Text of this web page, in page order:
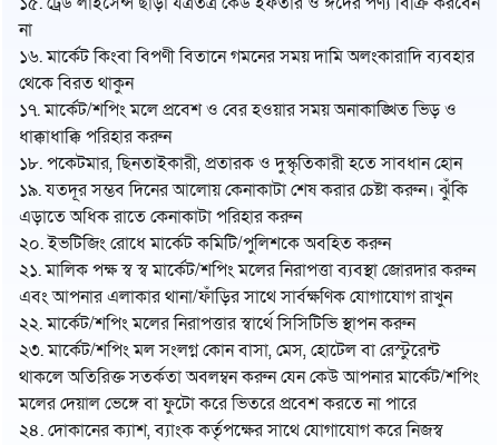
না
১৬. মার্কেট কিংবা বিপণী বিতানে গমনের সময় দামি অলংকারাদি ব্যবহার
থেকে বিরত থাকুন
১৭. মার্কেট/শপিং মলে প্রবেশ ও বের হওয়ার সময় অনাকাঙ্খিত ভিড় ও
ধাক্কাধাক্কি পরিহার করুন
১৮. পকেটমার, ছিনতাইকারী, প্রতারক ও দুস্কৃতিকারী হতে সাবধান হোন
১৯. যতদূর সম্ভব দিনের আলোয় কেনাকাটা শেষ করার চেষ্টা করুন। ঝুঁকি
এড়াতে অধিক রাতে কেনাকাটা পরিহার করুন
২০. ইভটিজিং রোধে মার্কেট কমিটি/পুলিশকে অবহিত করুন
২১. মালিক পক্ষ স্ব স্ব মার্কেট/শপিং মলের নিরাপত্তা ব্যবস্থা জোরদার করুন
এবং আপনার এলাকার থানা/ফাঁড়ির সাথে সার্বক্ষণিক যোগাযোগ রাখুন
২২. মার্কেট/শপিং মলের নিরাপত্তার স্বার্থে সিসিটিভি স্থাপন করুন
২৩. মার্কেট/শপিং মল সংলগ্ন কোন বাসা, মেস, হোটেল বা রেস্টুরেন্ট
থাকলে অতিরিক্ত সতর্কতা অবলম্বন করুন যেন কেউ আপনার মার্কেট/শপিং
মলের দেয়াল ভেঙ্গে বা ফুটো করে ভিতরে প্রবেশ করতে না পারে
২৪. দোকানের ক্যাশ, ব্যাংক কর্তৃপক্ষের সাথে যোগাযোগ করে নিজস্ব